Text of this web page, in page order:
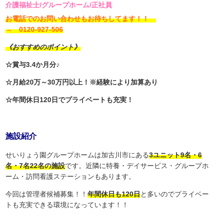
介護福祉士/グループホーム/正社員
お電話でのお問い合わせもお待ちしてます！！
→ 0120-927-506
《おすすめのポイント》
☆賞与3.4か月分♪
☆月給20万～30万円以上！※経験により加算あり
☆年間休日120日でプライベートも充実！
施設紹介
せいりょう園グループホームは加古川市にある3ユニット9名・6
名・7名22名の施設です。近隣に特養・デイサービス・グループホ
ーム・訪問看護ステーションもあります。
今回は管理者候補募集！！年間休日も120日と多いのでプライベー
トも充実できる環境になっています！！